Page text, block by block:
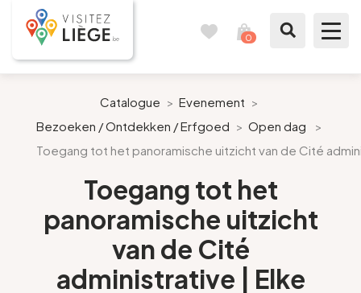
0
Inspiraties
Bereid mijn verblijf voor
Onze suggesties
Catalogue > Evenement >
Bezoeken / Ontdekken / Erfgoed > Open dag
>
Toegang tot het panoramische uitzicht van de Cité
Toegang tot het
panoramische uitzicht
van de Cité
administrative | Elke